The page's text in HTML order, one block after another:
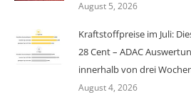
August 5, 2026
Kraftstoffpreise im Juli:
28 Cent – ADAC
innerhalb von drei
August 4, 2026